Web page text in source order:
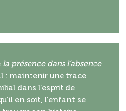
la présence dans l’absence
: maintenir une trace
dans l’esprit de
en soit, l’enfant se